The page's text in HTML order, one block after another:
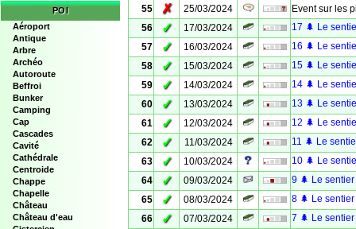
POI
Aéroport
Antique
Arbre
Archéo
Autoroute
Beffroi
Bunker
Camping
Cap
Cascades
Cavité
Cathédrale
Centroide
Chappe
Chapelle
Château
Château d'eau
55
✗ 25/03/2024
Event sur les
56
✓ 17/03/2024
17 🌲 Le
57
✓ 16/03/2024
16 🌲 Le
58
✓ 15/03/2024
15 🌲 Le
59
✓ 14/03/2024
14 🌲 Le
60
✓ 13/03/2024
13 🌲 Le
61
✓ 12/03/2024
12 🌲 Le
62
✓ 11/03/2024
11 🌲 Le
63
✓ 10/03/2024
10 🌲 Le
64
✓ 09/03/2024
9 🌲 Le
65
✓ 08/03/2024
8 🌲 Le
66
✓ 07/03/2024
7 🌲 Le